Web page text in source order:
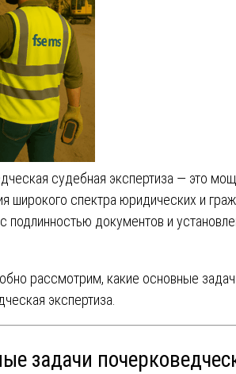
судебная экспертиза — это
широкого спектра юридических и
подлинностью документов и
рассмотрим, какие основные
экспертиза.
задачи